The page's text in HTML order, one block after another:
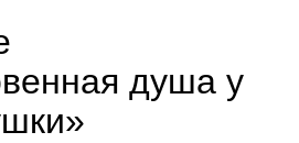
душа у